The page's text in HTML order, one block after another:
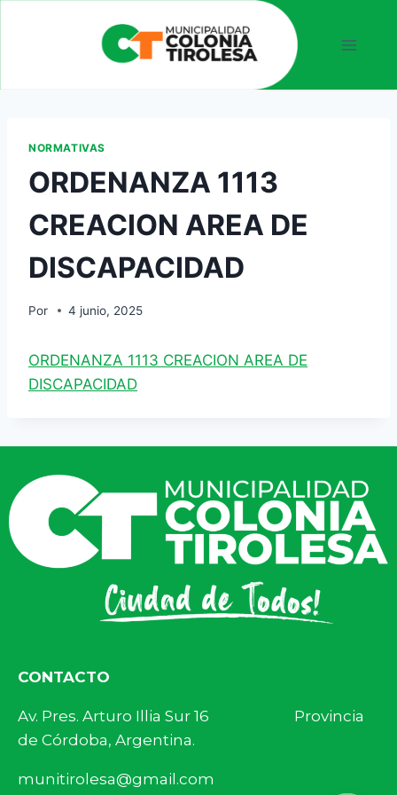
NORMATIVAS
ORDENANZA 1113
CREACION AREA DE
DISCAPACIDAD
Por 4 junio, 2025
ORDENANZA 1113 CREACION AREA DE
DISCAPACIDAD
CONTACTO
Av. Pres. Arturo Illia Sur 16 Provincia
de Córdoba, Argentina.
munitirolesa@gmail.com